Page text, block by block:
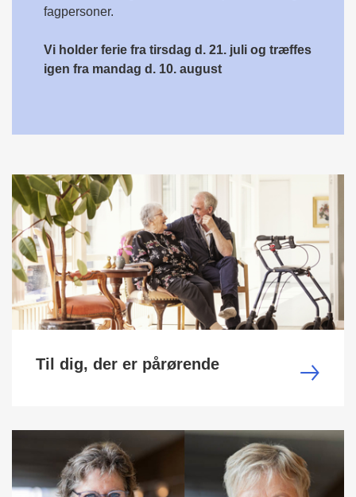
fagpersoner.
Vi holder ferie fra tirsdag d. 21. juli og træffes
igen fra mandag d. 10. august
Til dig, der er pårørende